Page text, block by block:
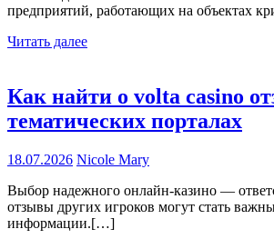
предприятий, работающих на объектах
Читать далее
Как найти о volta casino
тематических порталах
18.07.2026 Nicole Mary
Выбор надежного онлайн-казино —
отзывы других игроков могут стать
информации.[…]